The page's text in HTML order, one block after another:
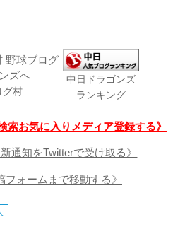
グ村
中日ドラゴンズ
ランキング
索お気に入りメディア登録する》
通知をTwitterで受け取る》
フォームまで移動する》